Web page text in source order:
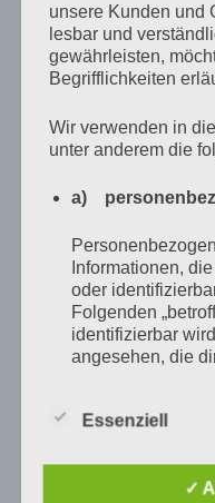
Sowas erlebt man
vielmehr am frühen
spät. Der Herr Papa
gleich zur Arbeit. Ich
Wechsel sozusagen.
Antje schreibt
Gestatten,
Antje Münch-
Kommentare
Freundin, eine
Viel Neues erzählt
Wie das eben so läuft,
unsere Kunden und
lesbar und
gewährleisten,
Begrifflichkeiten
Wir verwenden in
unter anderem die
a)
Informationen,
oder
Folgenden
identifizierbar
angesehen, die
Kennnummer,
besonderen
physischen,
Essenziell
✓